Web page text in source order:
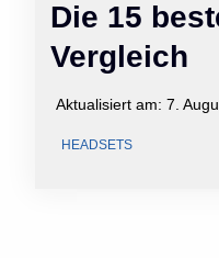
Die 15
Vergleich
Aktualisiert am: 7.
HEADSETS